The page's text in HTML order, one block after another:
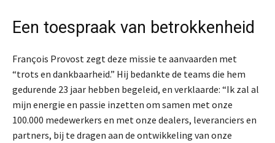
Een toespraak van betrokkenheid
François Provost zegt deze missie te aanvaarden met
“trots en dankbaarheid.” Hij bedankte de teams die hem
gedurende 23 jaar hebben begeleid, en verklaarde: “Ik zal al
mijn energie en passie inzetten om samen met onze
100.000 medewerkers en met onze dealers, leveranciers en
partners, bij te dragen aan de ontwikkeling van onze